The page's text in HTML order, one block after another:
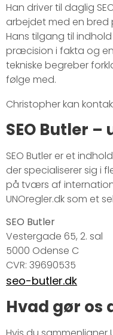
Han driver til daglig
arbejdet med en bred
Hans tilgang til
præcision i fakta og
tekniske begreber
følge med.
Christopher kan
SEO Butler –
SEO Butler er et
der specialiserer sig i
på tværs af
UNOregler.dk som et
SEO Butler
Vestergade 65, 2. sal
5000 Odense C
CVR: 39690535
seo-butler.dk
Hvad gør os